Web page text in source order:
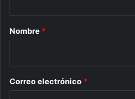
r
*
Nombre *
Correo electrónico *